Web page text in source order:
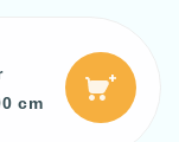
cm